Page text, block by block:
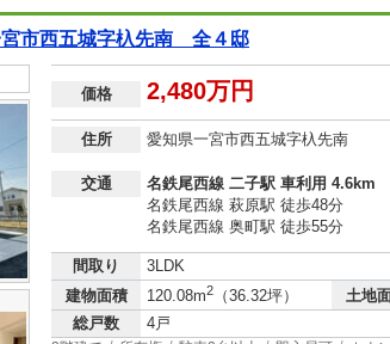
市西五城字杁先南 全４邸
価格 2,480万円
住所 愛知県一宮市西五城字杁先南
交通
名鉄尾西線 二子駅 車利用 4.6km
名鉄尾西線 萩原駅 徒歩48分
名鉄尾西線 奥町駅 徒歩55分
間取り
3LDK
建物面積
120.08m2 （36.32坪） 土地
総戸数
4戸